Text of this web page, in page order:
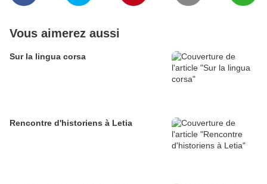
Vous aimerez aussi
Sur la lingua corsa
Rencontre d'historiens à Letia